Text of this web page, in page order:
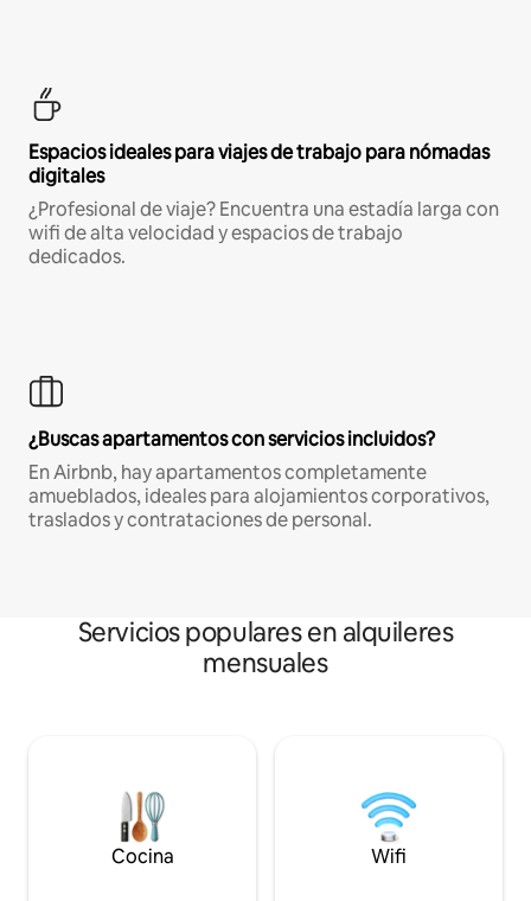
Espacios ideales para viajes de trabajo para nómadas
digitales
¿Profesional de viaje? Encuentra una estadía larga con
wifi de alta velocidad y espacios de trabajo
dedicados.
¿Buscas apartamentos con servicios incluidos?
En Airbnb, hay apartamentos completamente
amueblados, ideales para alojamientos corporativos,
traslados y contrataciones de personal.
Servicios populares en alquileres
mensuales
Cocina Wifi